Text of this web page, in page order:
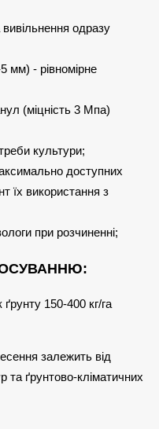
одразу
мм) - рівномірне
(міцність 3 Мпа)
культури;
доступних
їх використання з
при розчиненні;
150-400 кг/га
залежить від
та ґрунтово-кліматичних